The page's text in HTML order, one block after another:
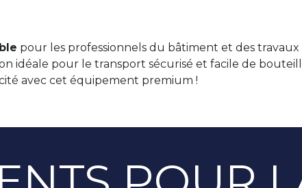
pour les professionnels du bâtiment et des travaux
idéale pour le transport sécurisé et facile de
avec cet équipement premium !